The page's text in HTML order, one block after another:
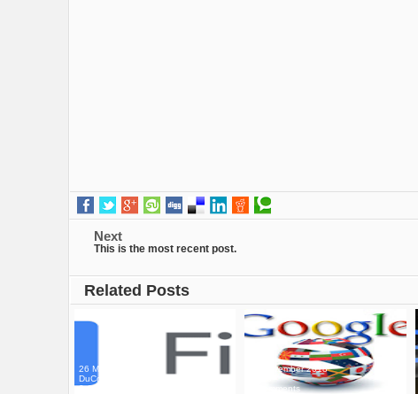
Next
This is the most recent post.
Related Posts
26 May 2020
DuCo
0 Comments
20 November 2018
0 Comments